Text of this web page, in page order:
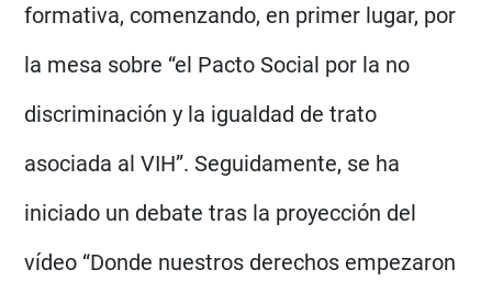
formativa, comenzando, en primer lugar, por
la mesa sobre “el Pacto Social por la no
discriminación y la igualdad de trato
asociada al VIH”. Seguidamente, se ha
iniciado un debate tras la proyección del
vídeo “Donde nuestros derechos empezaron